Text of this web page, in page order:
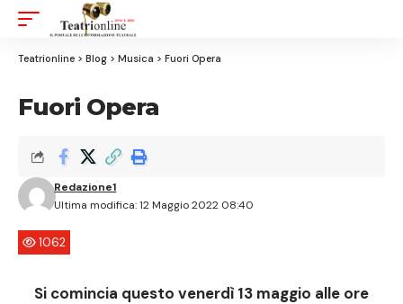
Teatrionline > Blog > Musica > Fuori Opera
Fuori Opera
Ultima modifica: 12 Maggio 2022 08:40
Redazione1
1062
Si comincia questo venerdì 13 maggio alle ore